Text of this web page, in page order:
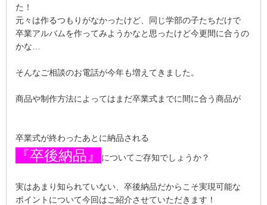
た！
元々は作るつもりがなかったけど、同じ学部の子たちだけで
卒業アルバムを作ってみようかなと思ったけど今更間に合うの
かな…
そんなご相談のお電話が今年も増えてきました。
商品や制作方法によってはまだ卒業式までに間に合う商品が
卒業式が終わったあとに納品される
『卒後納品』 についてご存知でしょうか？
実はあまり知られていない、卒後納品だからこそ実現可能な
ポイントについて今回はご紹介させていただきます！